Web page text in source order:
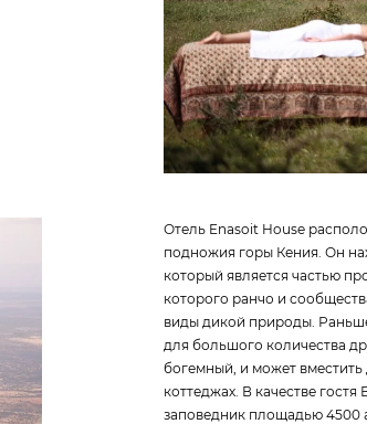
Отель Enasoit House
подножия горы Кения. Он
который является частью
которого ранчо и
виды дикой природы.
для большого количества
богемный, и может вместить
коттеджах. В качестве
заповедник площадью 4500